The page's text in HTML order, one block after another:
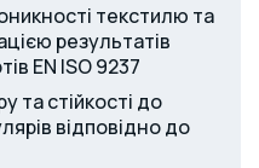
текстилю та
результатів
EN ISO 9237
та стійкості до
відповідно до